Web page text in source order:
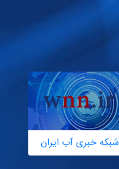
شبکه خبری آب ایران